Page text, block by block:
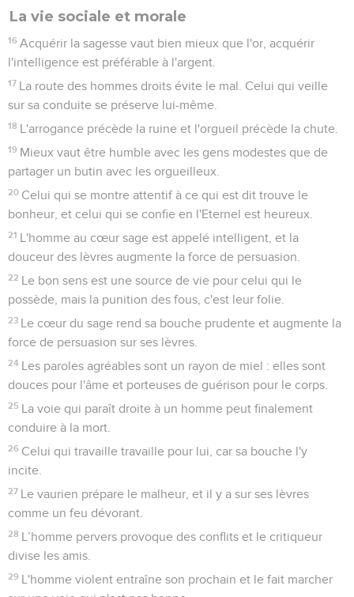
La vie sociale et morale
16 Acquérir la sagesse vaut bien mieux que l'or, acquérir
l'intelligence est préférable à l'argent.
17 La route des hommes droits évite le mal. Celui qui veille
sur sa conduite se préserve lui-même.
18 L'arrogance précède la ruine et l'orgueil précède la chute.
19 Mieux vaut être humble avec les gens modestes que de
partager un butin avec les orgueilleux.
20 Celui qui se montre attentif à ce qui est dit trouve le
bonheur, et celui qui se confie en l'Eternel est heureux.
21 L'homme au cœur sage est appelé intelligent, et la
douceur des lèvres augmente la force de persuasion.
22 Le bon sens est une source de vie pour celui qui le
possède, mais la punition des fous, c'est leur folie.
23 Le cœur du sage rend sa bouche prudente et augmente la
force de persuasion sur ses lèvres.
24 Les paroles agréables sont un rayon de miel : elles sont
douces pour l'âme et porteuses de guérison pour le corps.
25 La voie qui paraît droite à un homme peut finalement
conduire à la mort.
26 Celui qui travaille travaille pour lui, car sa bouche l'y
incite.
27 Le vaurien prépare le malheur, et il y a sur ses lèvres
comme un feu dévorant.
28 L’homme pervers provoque des conflits et le critiqueur
divise les amis.
29 L'homme violent entraîne son prochain et le fait marcher